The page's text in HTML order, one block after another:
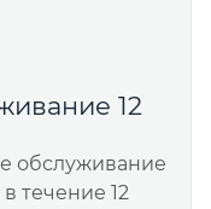
12
обслуживание
течение 12